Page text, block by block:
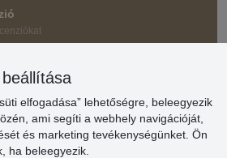
elfogadása” lehetőségre, beleegyezik
ami segíti a webhely navigációját,
és marketing tevékenységünket. Ön
ha beleegyezik.